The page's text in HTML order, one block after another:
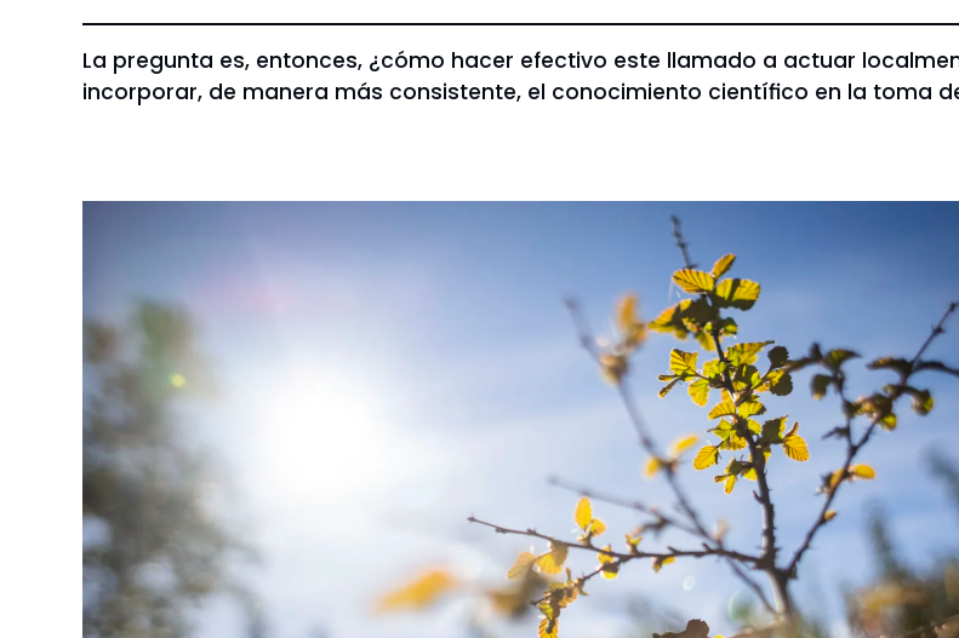
La pregunta es, entonces, ¿cómo hacer efectivo este llamado a actuar
incorporar, de manera más consistente, el conocimiento científico en la toma